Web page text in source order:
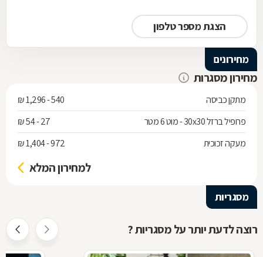
הצגת מספר טלפון
מחירונים
מחירון מסגרות
מתקן כביסה
540 - 1,296 ₪
פרופיל ברזל 30x30 - מוט 6 מטר
27 - 54 ₪
מעקה זכוכית
972 - 1,404 ₪
למחירון המלא
מסגריות
רוצה לדעת יותר על מסגריות ?